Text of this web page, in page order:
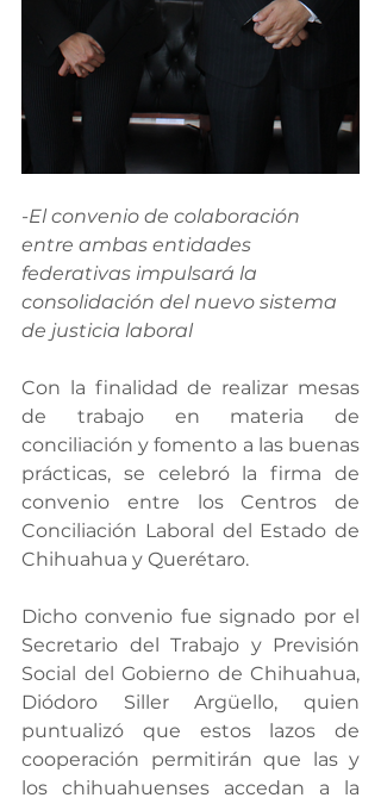
-El convenio de colaboración
entre ambas entidades
federativas impulsará la
consolidación del nuevo sistema
de justicia laboral
Con la finalidad de realizar mesas
de trabajo en materia de
conciliación y fomento a las buenas
prácticas, se celebró la firma de
convenio entre los Centros de
Conciliación Laboral del Estado de
Chihuahua y Querétaro.
Dicho convenio fue signado por el
Secretario del Trabajo y Previsión
Social del Gobierno de Chihuahua,
Diódoro Siller Argüello, quien
puntualizó que estos lazos de
cooperación permitirán que las y
los chihuahuenses accedan a la